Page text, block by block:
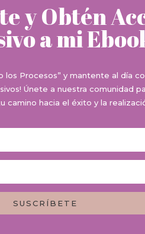
y Obtén
a mi
los Procesos” y mantente al día
Únete a nuestra comunidad
camino hacia el éxito y la
SUSCRÍBETE